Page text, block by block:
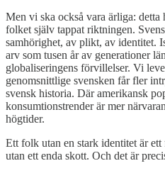
Men vi ska också vara ärliga: detta
folket själv tappat riktningen.
samhörighet, av plikt, av identitet.
arv som tusen år av generationer
globaliseringens förvillelser. Vi
genomsnittlige svensken får fler
svensk historia. Där amerikansk
konsumtionstrender är mer
högtider.
Ett folk utan en stark identitet är
utan ett enda skott. Och det är